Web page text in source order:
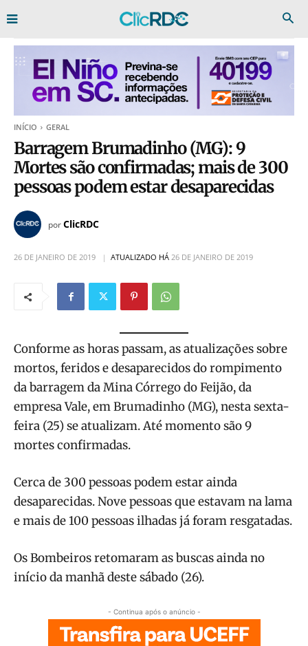
INÍCIO GERAL
Barragem Brumadinho (MG): 9
Mortes são confirmadas; mais de 300
pessoas podem estar desaparecidas
porClicRDC
26 DE JANEIRO DE 2019 ATUALIZADO HÁ 26 DE JANEIRO DE 2019
Conforme as horas passam, as atualizações sobre
mortos, feridos e desaparecidos do rompimento
da barragem da Mina Córrego do Feijão, da
empresa Vale, em Brumadinho (MG), nesta sexta-
feira (25) se atualizam. Até momento são 9
mortes confirmadas.
Cerca de 300 pessoas podem estar ainda
desaparecidas. Nove pessoas que estavam na lama
e mais de 100 pessoas ilhadas já foram resgatadas.
Os Bombeiros retomaram as buscas ainda no
início da manhã deste sábado (26).
- Continua após o anúncio -